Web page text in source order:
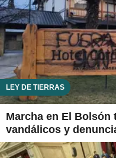
LEY DE TIERRAS
Marcha en El
vandálicos y